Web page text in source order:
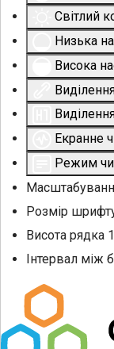
Світлий
Низька
Висока
Екранне
Режим
Розмір
Висота рядка
Інтервал між